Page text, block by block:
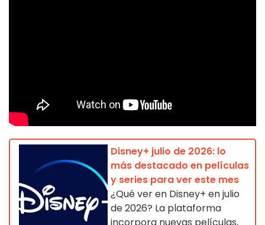
Disney+ julio de 2026: lo
más destacado en películas
y series para ver este mes
¿Qué ver en Disney+ en julio
de 2026? La plataforma
incorpora nuevas películas,